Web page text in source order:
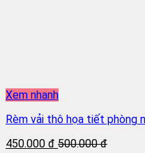
Xem nhanh
Rèm vải thô họa tiết phòng
450.000 đ 500.000 đ